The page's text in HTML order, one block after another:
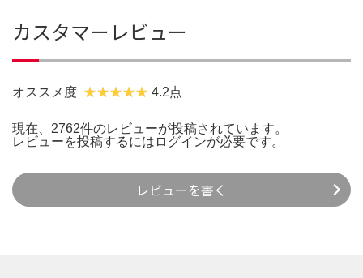
カスタマーレビュー
オススメ度 4.2点
現在、2762件のレビューが投稿されています。
レビューを投稿するには ログインが必要です。
レビューを書く